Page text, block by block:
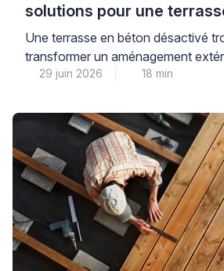
solutions pour une
confortable ?
Une terrasse en béton désactivé
transformer un aménagement
en véritable inconfort au quotidien,
surface agréable sans
Ce défaut résulte généralement
inadaptée – dosage du désactivant
lavage trop agressif ou choix de
[…]
29 juin 2026 18 min